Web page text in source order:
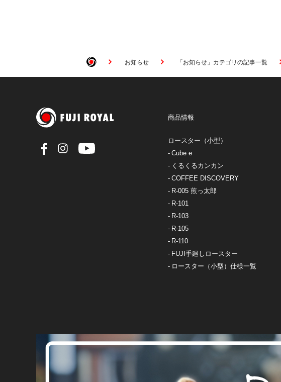
お知らせ 「お知らせ」カテゴリの記事一覧
商品情報
ロースター（小型）
Cube e
くるくるカンカン
COFFEE DISCOVERY
R-005 煎っ太郎
R-101
R-103
R-105
R-110
FUJI手廻しロースター
ロースター（小型）仕様一覧